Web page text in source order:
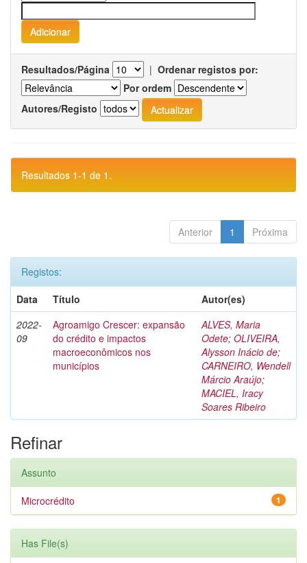
Resultados/Página | Ordenar registos por:
Por ordem
Autores/Registo
Resultados 1-1 de 1.
Anterior 1 Próxima
Registos:
Data
Título
Autor(es)
2022-
09
Agroamigo Crescer: expansão
do crédito e impactos
macroeconômicos nos
municípios
ALVES, Maria
Odete; OLIVEIRA,
Alysson Inácio de;
CARNEIRO, Wendell
Márcio Araújo;
MACIEL, Iracy
Soares Ribeiro
Refinar
Assunto
1
Microcrédito
Has File(s)